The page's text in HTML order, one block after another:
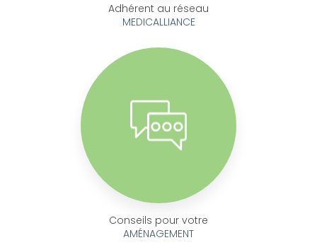
Adhérent au réseau
MEDICALLIANCE
Conseils pour votre
AMÉNAGEMENT